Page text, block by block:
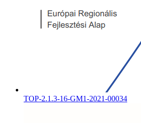
TOP-2.1.3-16-GM1-2021-00034